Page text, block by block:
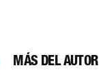
MÁS DEL AUTOR